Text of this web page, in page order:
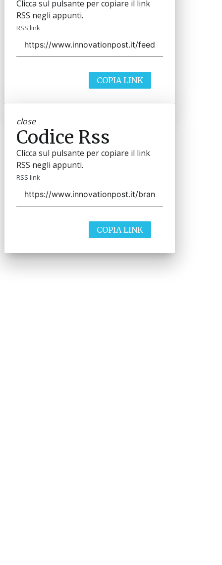
Clicca sul pulsante per copiare il link
RSS negli appunti.
RSS link
COPIA LINK
close
Codice Rss
Clicca sul pulsante per copiare il link
RSS negli appunti.
RSS link
COPIA LINK